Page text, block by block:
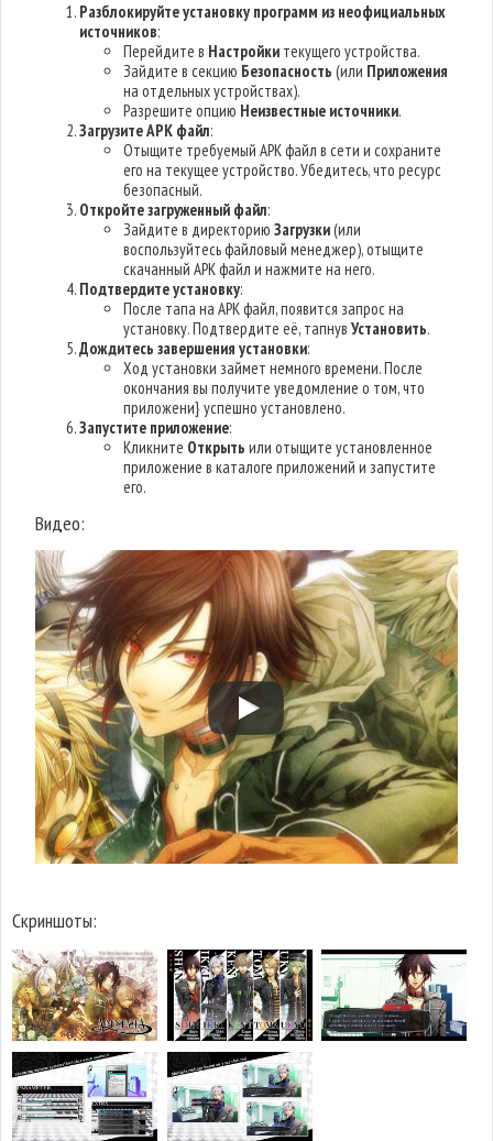
Разблокируйте установку программ из неофициальных
источников:
Перейдите в Настройки текущего устройства.
Зайдите в секцию Безопасность (или Приложения
на отдельных устройствах).
Разрешите опцию Неизвестные источники.
Загрузите APK файл:
Отыщите требуемый APK файл в сети и сохраните
его на текущее устройство. Убедитесь, что ресурс
безопасный.
Откройте загруженный файл:
Зайдите в директориюЗагрузки(или
воспользуйтесь файловый менеджер), отыщите
скачанный APK файл и нажмите на него.
Подтвердите установку:
После тапа на APK файл, появится запрос на
установку. Подтвердите её, тапнувУстановить.
Дождитесь завершения установки:
Ход установки займет немного времени. После
окончания вы получите уведомление о том, что
приложени} успешно установлено.
Запустите приложение:
Кликните Открыть или отыщите установленное
приложение в каталоге приложений и запустите
его.
Видео:
Скриншоты: